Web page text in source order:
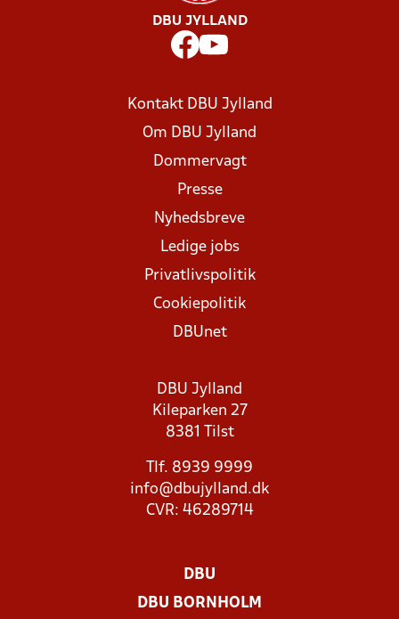
DBU JYLLAND
Kontakt DBU Jylland
Om DBU Jylland
Dommervagt
Presse
Nyhedsbreve
Ledige jobs
Privatlivspolitik
Cookiepolitik
DBUnet
DBU Jylland
Kileparken 27
8381 Tilst
Tlf. 8939 9999
info@dbujylland.dk
CVR: 46289714
DBU
DBU BORNHOLM